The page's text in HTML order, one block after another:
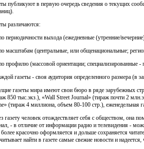
публикуют в первую очередь сведения о текущих
различаются:
периодичности выхода (ежедневные (утренние/
масштабам (центральные, или общенациональные;
профилю (массовой ориентации; специализированные -
газеты - своя аудитория определенного размера (в
газеты мира имеют свои бюро в ряде зарубежных
850 тыс.экз.), «Wall Street Journal» (тираж почти 2
(тираж 4 миллиона, объем 80-100 стр.), еженедельная
газету человек отождествляет себя с обществом, она
- в отличие от информации радио и телевидения -
более красочно оформляется и дольше сохраняется
найти в газете самые свежие новости и